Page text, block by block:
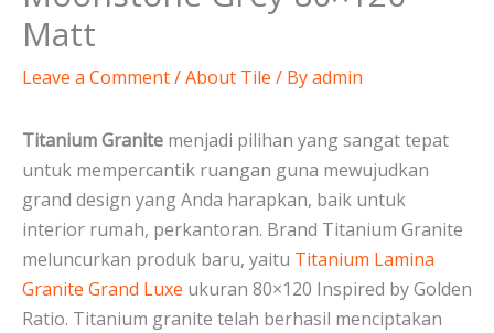
Matt
Leave a Comment/About Tile / Byadmin
Titanium Granite menjadi pilihan yang sangat tepat
untuk mempercantik ruangan guna mewujudkan
grand design yang Anda harapkan, baik untuk
interior rumah, perkantoran. Brand Titanium Granite
meluncurkan produk baru, yaitu Titanium Lamina
Granite Grand Luxe ukuran 80×120 Inspired by Golden
Ratio. Titanium granite telah berhasil menciptakan